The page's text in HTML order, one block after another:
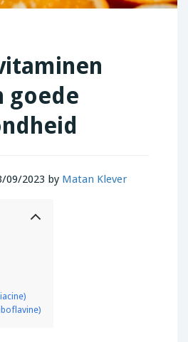
goede
09/2023 by Matan Klever